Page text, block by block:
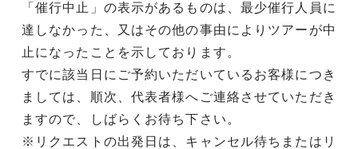
「催行中止」の表示があるものは、最少催行人員に
達しなかった、又はその他の事由によりツアーが中
止になったことを示しております。
すでに該当日にご予約いただいているお客様につき
ましては、順次、代表者様へご連絡させていただき
ますので、しばらくお待ち下さい。
※リクエストの出発日は、キャンセル待ちまたはリ